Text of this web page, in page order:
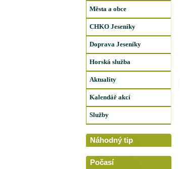
Města a obce
CHKO Jeseníky
Doprava Jeseníky
Horská služba
Aktuality
Kalendář akcí
Služby
Náhodný tip
Počasí